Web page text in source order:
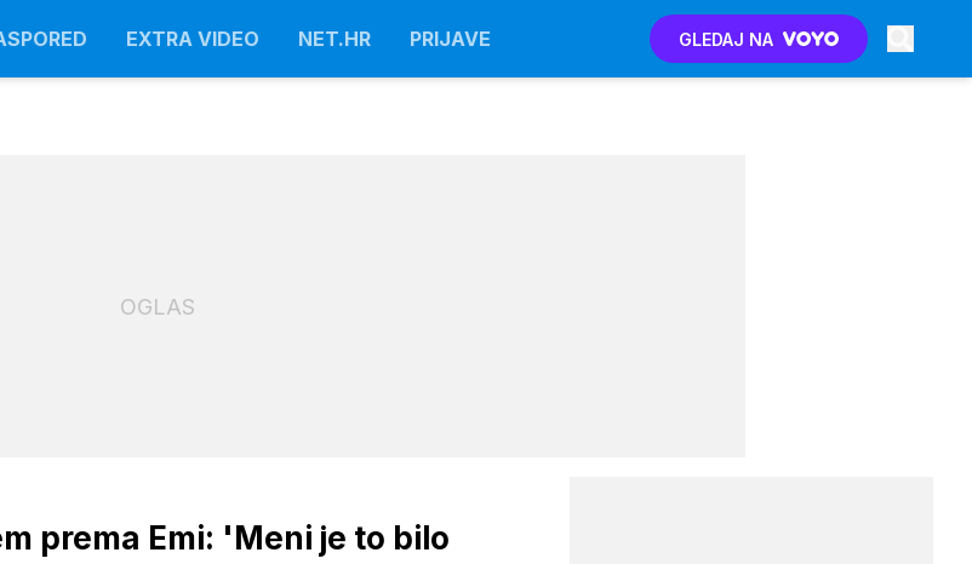
EXTRA VIDEO NET.HR PRIJAVE GLEDAJ NA
OGLAS
prema Emi: 'Meni je to bilo